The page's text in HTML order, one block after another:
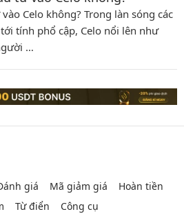
Celo không? Trong làn sóng các
tính phổ cập, Celo nổi lên như
…
giá Mã giảm giá
Hoàn tiền
Từ điển Công cụ